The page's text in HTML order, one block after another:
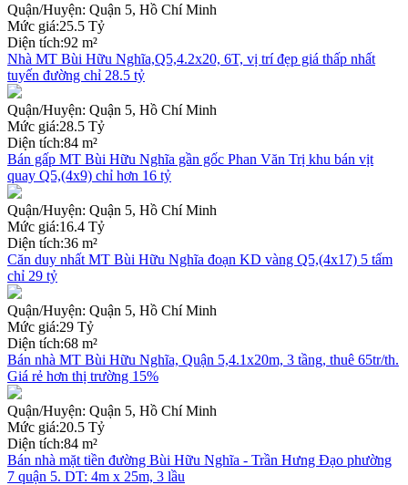
Quận/Huyện: Quận 5, Hồ Chí Minh
Mức giá:25.5 Tỷ
Diện tích:92 m²
Nhà MT Bùi Hữu Nghĩa,Q5,4.2x20, 6T, vị trí đẹp giá thấp nhất
tuyến đường chỉ 28.5 tỷ
Quận/Huyện: Quận 5, Hồ Chí Minh
Mức giá:28.5 Tỷ
Diện tích:84 m²
Bán gấp MT Bùi Hữu Nghĩa gần gốc Phan Văn Trị khu bán vịt
quay Q5,(4x9) chỉ hơn 16 tỷ
Quận/Huyện: Quận 5, Hồ Chí Minh
Mức giá:16.4 Tỷ
Diện tích:36 m²
Căn duy nhất MT Bùi Hữu Nghĩa đoạn KD vàng Q5,(4x17) 5 tấm
chỉ 29 tỷ
Quận/Huyện: Quận 5, Hồ Chí Minh
Mức giá:29 Tỷ
Diện tích:68 m²
Bán nhà MT Bùi Hữu Nghĩa, Quận 5,4.1x20m, 3 tầng, thuê 65tr/th.
Giá rẻ hơn thị trường 15%
Quận/Huyện: Quận 5, Hồ Chí Minh
Mức giá:20.5 Tỷ
Diện tích:84 m²
Bán nhà mặt tiền đường Bùi Hữu Nghĩa - Trần Hưng Đạo phường
7 quận 5. DT: 4m x 25m, 3 lầu